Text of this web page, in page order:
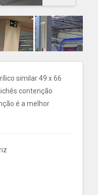
similar 49 x 66
contenção
é a melhor